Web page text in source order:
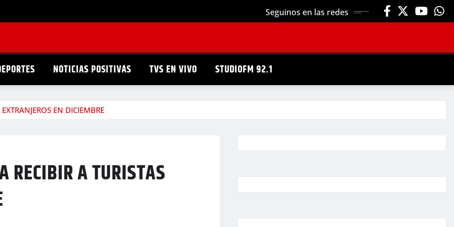
Seguinos en las redes
NOTICIAS POSITIVAS TVS EN VIVO STUDIOFM 92.1
EN DICIEMBRE
RECIBIR A TURISTAS